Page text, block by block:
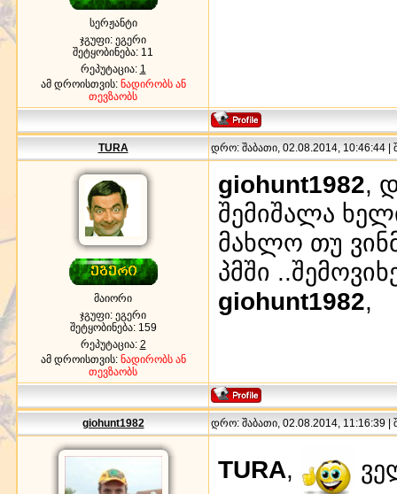
სერჟანტი
ჯგუფი: ეგერი
შეტყობინება: 11
რეპუტაცია: 1
ამ დროისთვის: ნადირობს ან
თევზაობს
TURA დრო: შაბათი, 02.08.2014, 10:46:44 |
მაიორი
ჯგუფი: ეგერი
შეტყობინება: 159
რეპუტაცია: 2
ამ დროისთვის: ნადირობს ან
თევზაობს
giohunt1982,
შემიშალა
მახლო თუ
პმში
giohunt1982,
giohunt1982 დრო: შაბათი, 02.08.2014, 11:16:39 |
TURA,